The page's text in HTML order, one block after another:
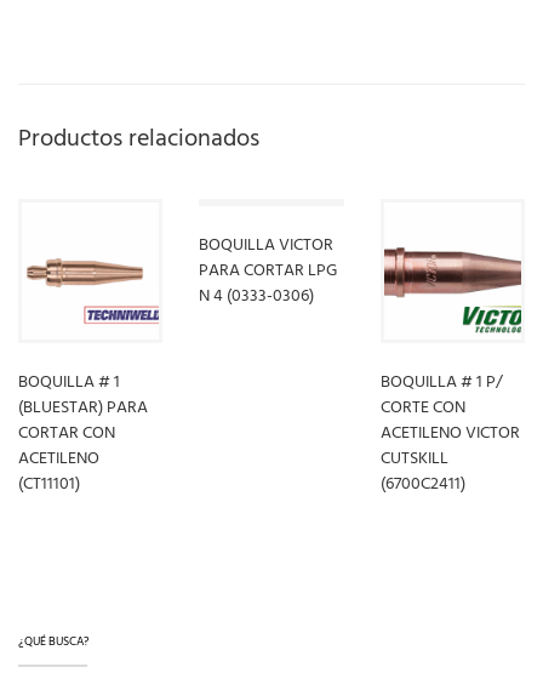
Productos relacionados
BOQUILLA # 1
(BLUESTAR) PARA
CORTAR CON
ACETILENO
(CT11101)
BOQUILLA VICTOR
PARA CORTAR LPG
N 4 (0333-0306)
BOQUILLA # 1 P/
CORTE CON
ACETILENO VICTOR
CUTSKILL
(6700C2411)
¿QUÉ BUSCA?